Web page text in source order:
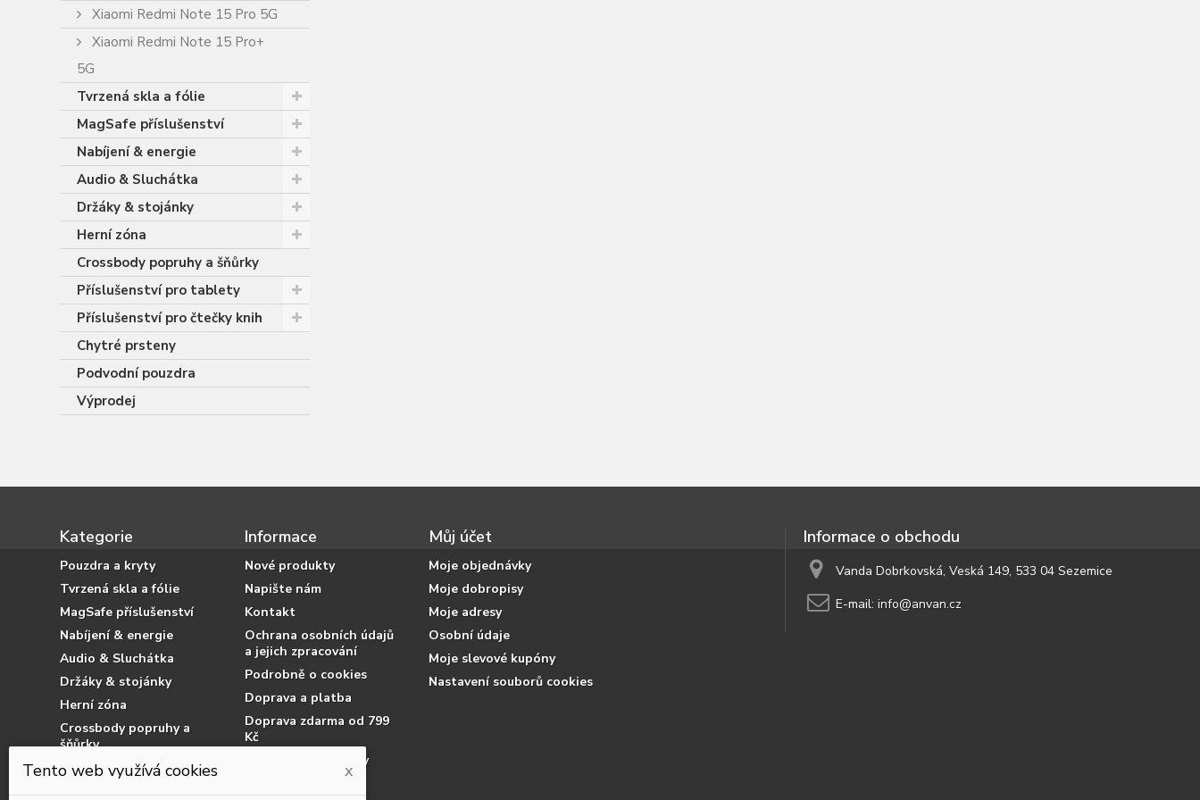
Xiaomi Redmi Note 15 Pro 5G
Xiaomi Redmi Note 15 Pro+
5G
Tvrzená skla a fólie
MagSafe příslušenství
Nabíjení & energie
Audio & Sluchátka
Držáky & stojánky
Herní zóna
Crossbody popruhy a šňůrky
Příslušenství pro tablety
Příslušenství pro čtečky knih
Chytré prsteny
Podvodní pouzdra
Výprodej
Kategorie
Pouzdra a kryty
Tvrzená skla a fólie
MagSafe příslušenství
Nabíjení & energie
Audio & Sluchátka
Držáky & stojánky
Herní zóna
Crossbody popruhy a
šňůrky
Příslušenství pro tablety
Informace
Nové produkty
Napište nám
Kontakt
Ochrana osobních údajů
a jejich zpracování
Podrobně o cookies
Doprava a platba
Doprava zdarma od 799
Kč
Obchodní podmínky
Můj účet
Moje objednávky
Moje dobropisy
Moje adresy
Osobní údaje
Moje slevové kupóny
Nastavení souborů cookies
Informace o obchodu
Vanda Dobrkovská, Veská 149, 533 04 Sezemice
E-mail: info@anvan.cz
Tento web využívá cookies x